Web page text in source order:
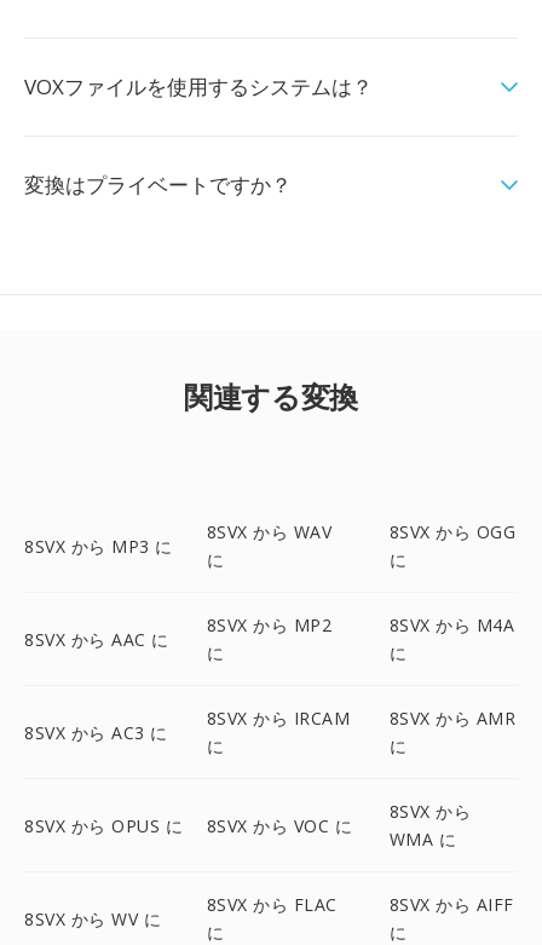
VOXファイルを使用するシステムは？
変換はプライベートですか？
関連する変換
8SVX から MP3 に
8SVX から WAV
に
8SVX から OGG
に
8SVX から AAC に
8SVX から MP2
に
8SVX から M4A
に
8SVX から AC3 に
8SVX から IRCAM
に
8SVX から AMR
に
8SVX から OPUS に 8SVX から VOC に
8SVX から
WMA に
8SVX から WV に
8SVX から FLAC
に
8SVX から AIFF
に